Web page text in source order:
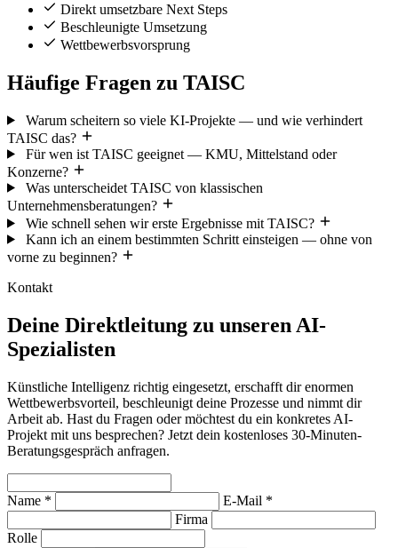
Direkt umsetzbare Next Steps
Beschleunigte Umsetzung
Wettbewerbsvorsprung
Häufige Fragen zu TAISC
Warum scheitern so viele KI-Projekte — und wie verhindert
TAISC das?
Für wen ist TAISC geeignet — KMU, Mittelstand oder
Konzerne?
Was unterscheidet TAISC von klassischen
Unternehmensberatungen?
Wie schnell sehen wir erste Ergebnisse mit TAISC?
Kann ich an einem bestimmten Schritt einsteigen — ohne von
vorne zu beginnen?
Kontakt
Deine Direktleitung zu unseren AI-
Spezialisten
Künstliche Intelligenz richtig eingesetzt, erschafft dir enormen
Wettbewerbsvorteil, beschleunigt deine Prozesse und nimmt dir
Arbeit ab. Hast du Fragen oder möchtest du ein konkretes AI-
Projekt mit uns besprechen? Jetzt dein kostenloses 30-Minuten-
Beratungsgespräch anfragen.
Name *
E-Mail *
Firma
Rolle